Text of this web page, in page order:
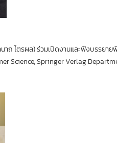
ถ ไตรผล) ร่วมเปิดงานและฟังบรรยา
Science, Springer Verlag